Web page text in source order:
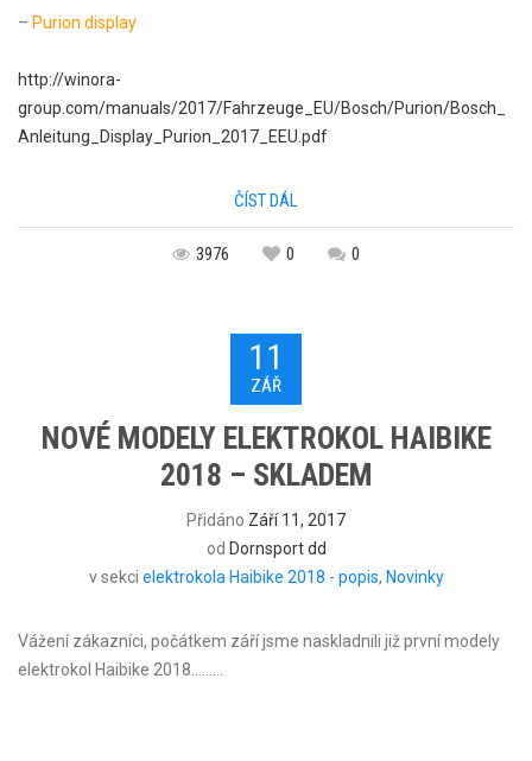
– Purion display
http://winora-
group.com/manuals/2017/Fahrzeuge_EU/Bosch/Purion/Bosch_
Anleitung_Display_Purion_2017_EEU.pdf
ČÍST DÁL
3976 0 0
11
ZÁŘ
NOVÉ MODELY ELEKTROKOL HAIBIKE
2018 – SKLADEM
Přidáno Září 11, 2017
od Dornsport dd
v sekci elektrokola Haibike 2018 - popis, Novinky
Vážení zákazníci, počátkem září jsme naskladnili již první modely
elektrokol Haibike 2018………